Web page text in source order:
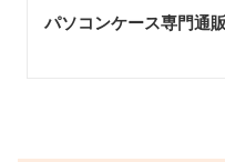
パソコンケース専門通